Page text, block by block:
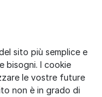
sito più semplice e
bisogni. I cookie
le vostre future
non è in grado di